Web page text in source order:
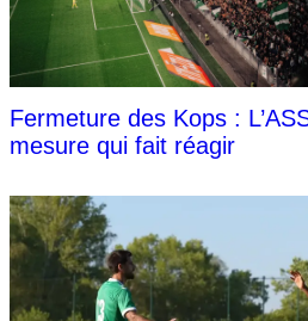
Fermeture des Kops :
mesure qui fait réagir